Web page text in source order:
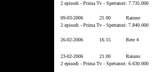
2 episodi - Prima Tv - Spettatori: 7.735.000
09-03-2006 21.00
Raiuno
2 episodi - Prima Tv - Spettatori: 7.840.000
26-02-2006 16.15 Rete 4
23-02-2006 21.00
Raiuno
2 episodi - Prima Tv - Spettatori: 6.630.000